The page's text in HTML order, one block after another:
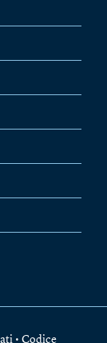
• Codice